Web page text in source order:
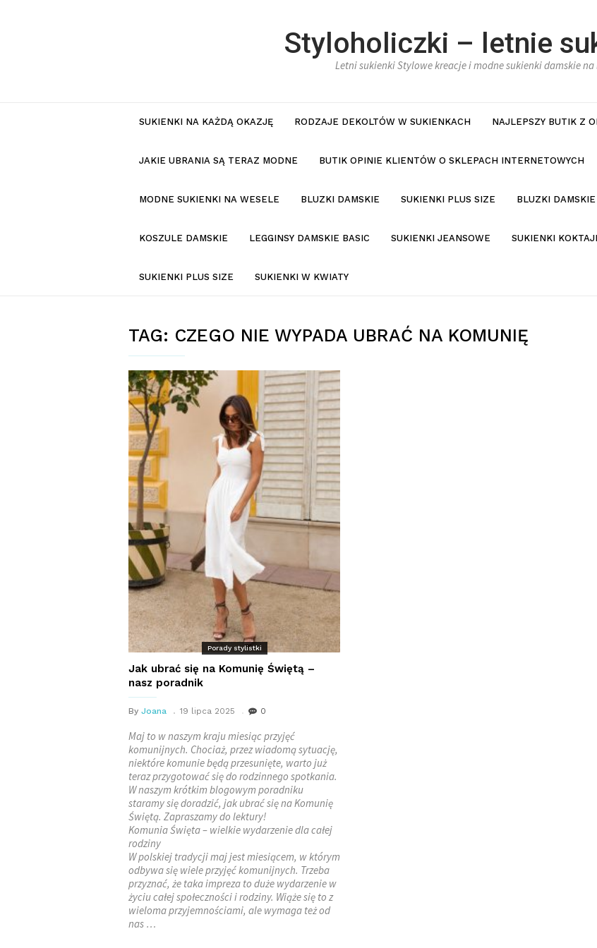
Styloholiczki – letnie
Letni sukienki Stylowe kreacje i modne sukienki damskie
SUKIENKI NA KAŻDĄ OKAZJĘ RODZAJE DEKOLTÓW W SUKIENKACH NAJLEPSZY BUTIK Z
JAKIE UBRANIA SĄ TERAZ MODNE BUTIK OPINIE KLIENTÓW O SKLEPACH INTERNETOWYCH
MODNE SUKIENKI NA WESELE BLUZKI DAMSKIE SUKIENKI PLUS SIZE BLUZKI DAMSKIE
KOSZULE DAMSKIE LEGGINSY DAMSKIE BASIC SUKIENKI JEANSOWE SUKIENKI
SUKIENKI PLUS SIZE SUKIENKI W KWIATY
TAG: CZEGO NIE WYPADA UBRAĆ NA KOMUNIĘ
Porady stylistki
Jak ubrać się na Komunię Świętą –
nasz poradnik
By Joana 19 lipca 2025 0
Maj to w naszym kraju miesiąc przyjęć
komunijnych. Chociaż, przez wiadomą sytuację,
niektóre komunie będą przesunięte, warto już
teraz przygotować się do rodzinnego spotkania.
W naszym krótkim blogowym poradniku
staramy się doradzić, jak ubrać się na Komunię
Świętą. Zapraszamy do lektury!
Komunia Święta – wielkie wydarzenie dla całej
rodziny
W polskiej tradycji maj jest miesiącem, w którym
odbywa się wiele przyjęć komunijnych. Trzeba
przyznać, że taka impreza to duże wydarzenie w
życiu całej społeczności i rodziny. Wiąże się to z
wieloma przyjemnościami, ale wymaga też od
nas …